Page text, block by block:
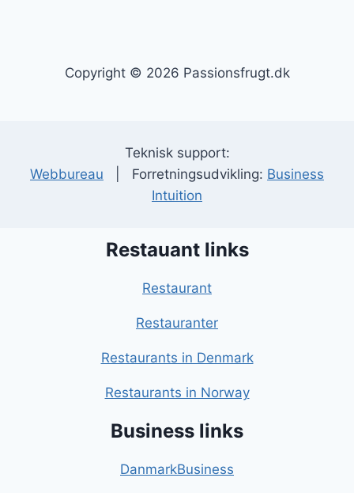
Copyright © 2026 Passionsfrugt.dk
Teknisk support:
Webbureau | Forretningsudvikling: Business
Intuition
Restauant links
Restaurant
Restauranter
Restaurants in Denmark
Restaurants in Norway
Business links
DanmarkBusiness